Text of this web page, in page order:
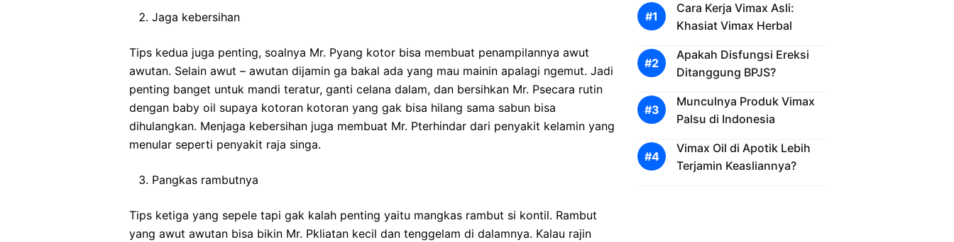
Jaga kebersihan
Tips kedua juga penting, soalnya Mr. Pyang kotor bisa membuat penampilannya awut
awutan. Selain awut – awutan dijamin ga bakal ada yang mau mainin apalagi ngemut. Jadi
penting banget untuk mandi teratur, ganti celana dalam, dan bersihkan Mr. Psecara rutin
dengan baby oil supaya kotoran kotoran yang gak bisa hilang sama sabun bisa
dihulangkan. Menjaga kebersihan juga membuat Mr. Pterhindar dari penyakit kelamin yang
menular seperti penyakit raja singa.
Pangkas rambutnya
Tips ketiga yang sepele tapi gak kalah penting yaitu mangkas rambut si kontil. Rambut
yang awut awutan bisa bikin Mr. Pkliatan kecil dan tenggelam di dalamnya. Kalau rajin
Cara Kerja Vimax Asli:
Khasiat Vimax Herbal
Apakah Disfungsi Ereksi
Ditanggung BPJS?
Munculnya Produk Vimax
Palsu di Indonesia
Vimax Oil di Apotik Lebih
Terjamin Keasliannya?